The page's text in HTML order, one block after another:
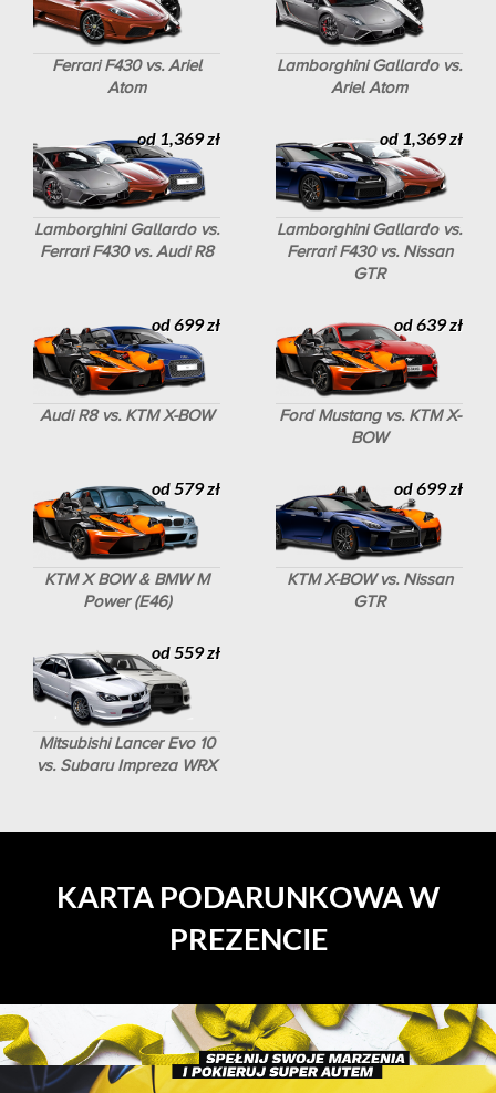
Ferrari F430 vs. Ariel
Atom
Lamborghini Gallardo vs.
Ariel Atom
Lamborghini Gallardo vs.
Ferrari F430 vs. Audi R8
od 1,369 zł
Lamborghini Gallardo vs.
Ferrari F430 vs. Nissan
GTR
od 1,369 zł
Audi R8 vs. KTM X-BOW
od 699 zł
Ford Mustang vs. KTM X-
BOW
od 639 zł
KTM X BOW & BMW M
Power (E46)
od 579 zł
KTM X-BOW vs. Nissan
GTR
od 699 zł
Mitsubishi Lancer Evo 10
vs. Subaru Impreza WRX
od 559 zł
KARTA PODARUNKOWA W
PREZENCIE